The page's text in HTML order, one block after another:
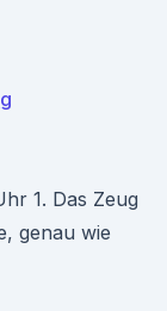
1. Das Zeug
genau wie